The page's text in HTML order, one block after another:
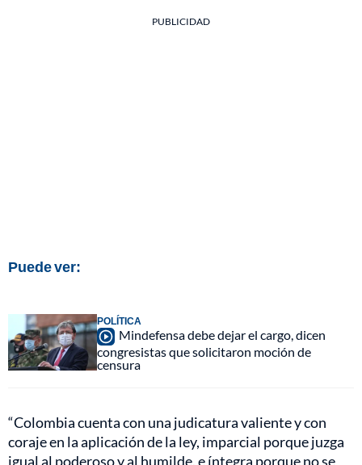
PUBLICIDAD
Puede ver:
POLÍTICA
Mindefensa debe dejar el cargo, dicen
congresistas que solicitaron moción de
censura
“Colombia cuenta con una judicatura valiente y con
coraje en la aplicación de la ley, imparcial porque juzga
igual al poderoso y al humilde, e íntegra porque no se